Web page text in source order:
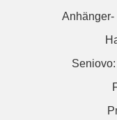
Anhänger-